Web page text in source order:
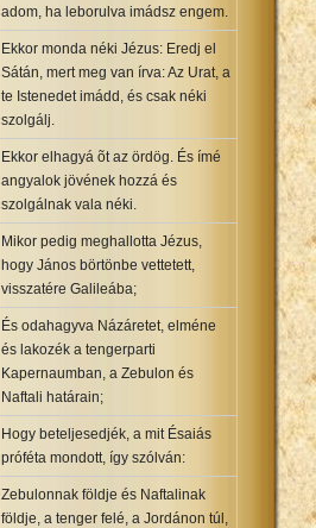
adom, ha leborulva imádsz engem.
Ekkor monda néki Jézus: Eredj el
Sátán, mert meg van írva: Az Urat, a
te Istenedet imádd, és csak néki
szolgálj.
Ekkor elhagyá õt az ördög. És ímé
angyalok jövének hozzá és
szolgálnak vala néki.
Mikor pedig meghallotta Jézus,
hogy János börtönbe vettetett,
visszatére Galileába;
És odahagyva Názáretet, elméne
és lakozék a tengerparti
Kapernaumban, a Zebulon és
Naftali határain;
Hogy beteljesedjék, a mit Ésaiás
próféta mondott, így szólván:
Zebulonnak földje és Naftalinak
földje, a tenger felé, a Jordánon túl,